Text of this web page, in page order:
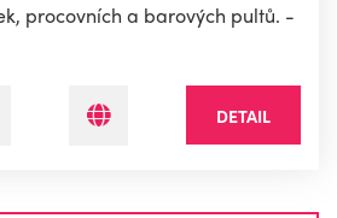
procovních a barových pultů. -
DETAIL